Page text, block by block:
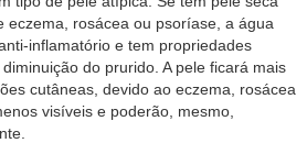
eczema, rosácea ou psoríase, a água
inflamatório e tem propriedades
do prurido. A pele ficará mais
cutâneas, devido ao eczema, rosácea
visíveis e poderão, mesmo,